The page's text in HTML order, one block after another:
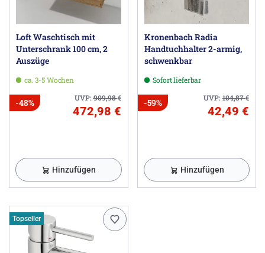
Loft Waschtisch mit
Unterschrank 100 cm, 2
Auszüge
ca. 3-5 Wochen
UVP:909,98€
-48%
472,98 €
Hinzufügen
Kronenbach Radia
Handtuchhalter 2-armig,
schwenkbar
Sofort lieferbar
UVP:104,87€
-59%
42,49 €
Hinzufügen
Topseller